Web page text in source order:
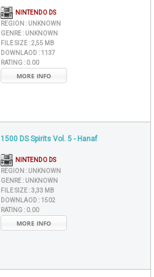
NINTENDO DS
REGION : UNKNOWN
GENRE : UNKNOWN
FILE SIZE :2,55 MB
DOWNLAOD : 1137
RATING : 0.00
MORE INFO
1500 DS Spirits Vol. 5 - Hanaf
NINTENDO DS
REGION : UNKNOWN
GENRE : UNKNOWN
FILE SIZE :3,33 MB
DOWNLAOD : 1502
RATING : 0.00
MORE INFO